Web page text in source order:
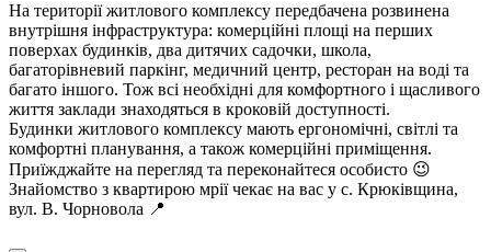
На території житлового комплексу передбачена розвинена
внутрішня інфраструктура: комерційні площі на перших
поверхах будинків, два дитячих садочки, школа,
багаторівневий паркінг, медичний центр, ресторан на воді та
багато іншого. Тож всі необхідні для комфортного і щасливого
життя заклади знаходяться в кроковій доступності.
Будинки житлового комплексу мають ергономічні, світлі та
комфортні планування, а також комерційні приміщення.
Приїжджайте на перегляд та переконайтеся особисто 😉
Знайомство з квартирою мрії чекає на вас у с. Крюківщина,
вул. В. Чорновола 📍